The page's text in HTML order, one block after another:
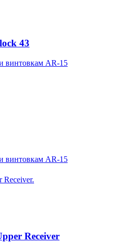
43
винтовкам AR-15
винтовкам AR-15
Receiver